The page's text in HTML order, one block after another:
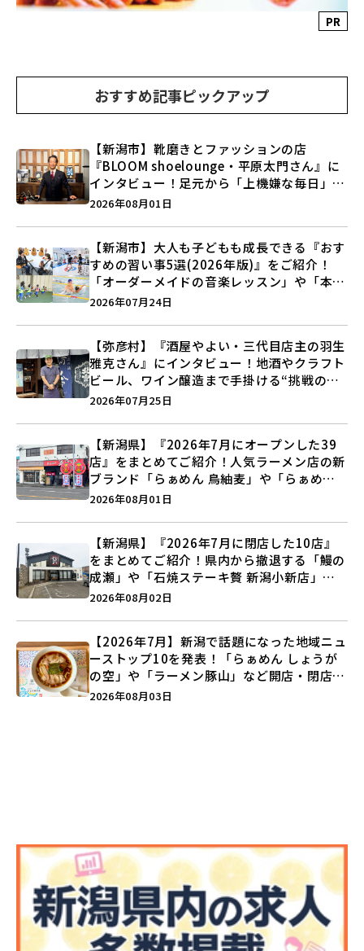
PR
おすすめ記事ピックアップ
【新潟市】靴磨きとファッションの店
『BLOOM shoelounge・平原太門さん』に
インタビュー！足元から「上機嫌な毎日」を
つくる装いの提案とは？
2026年08月01日
【新潟市】大人も子どもも成長できる『おす
すめの習い事5選(2026年版)』をご紹介！
「オーダーメイドの音楽レッスン」や「本格
キックボクシング」で新しい自分を見つけよ
2026年07月24日
【弥彦村】『酒屋やよい・三代目店主の羽生
雅克さん』にインタビュー！地酒やクラフト
ビール、ワイン醸造まで手掛ける“挑戦の歴
史”に迫る♪
2026年07月25日
【新潟県】『2026年7月にオープンした39
店』をまとめてご紹介！人気ラーメン店の新
ブランド「らぁめん 鳥紬麦」や「らぁめん
しょうがの空」など盛りだくさん♪
2026年08月01日
【新潟県】『2026年7月に閉店した10店』
をまとめてご紹介！県内から撤退する「鰻の
成瀬」や「石焼ステーキ贅 新潟小新店」が
営業に幕…。
2026年08月02日
【2026年7月】新潟で話題になった地域ニュ
ーストップ10を発表！「らぁめん しょうが
の空」や「ラーメン豚山」など開店・閉店の
注目記事をランキングでご紹介♪
2026年08月03日